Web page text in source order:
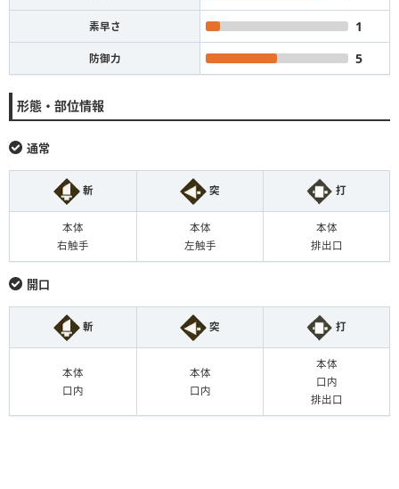
素早さ 1
防御力 5
形態・部位情報
通常
斬 突 打
本体
右触手
本体
左触手
本体
排出口
開口
斬 突 打
本体
口内
本体
口内
本体
口内
排出口